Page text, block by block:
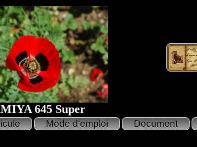
645 Super